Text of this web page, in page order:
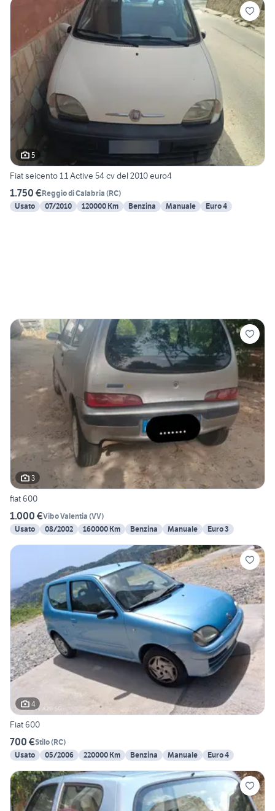
5
Fiat seicento 1.1 Active 54 cv del 2010 euro4
1.750 €Reggio di Calabria (RC)
Usato
07/2010 120000 Km Benzina Manuale Euro 4
3
fiat 600
1.000 €Vibo Valentia (VV)
Usato
08/2002 160000 Km Benzina Manuale Euro 3
4
Fiat 600
700 €Stilo(RC)
Usato
05/2006 220000 Km Benzina Manuale Euro 4